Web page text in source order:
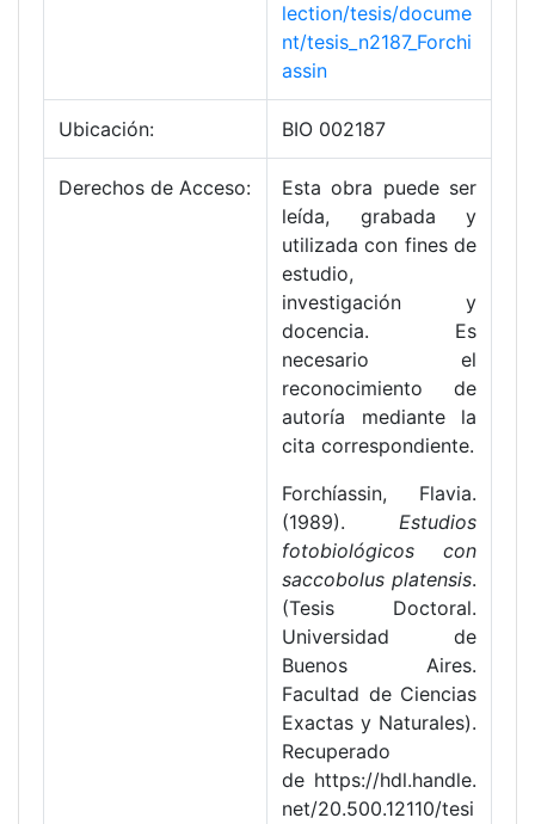
lection/tesis/docume
nt/tesis_n2187_Forchi
assin
Ubicación: BIO 002187
Derechos de Acceso:
Esta obra puede ser
leída, grabada y
utilizada con fines de
estudio,
investigación y
docencia. Es
necesario el
reconocimiento de
autoría mediante la
cita correspondiente.
Forchíassin, Flavia.
(1989). Estudios
fotobiológicos con
saccobolus platensis.
(Tesis Doctoral.
Universidad de
Buenos Aires.
Facultad de Ciencias
Exactas y Naturales).
Recuperado
de https://hdl.handle.
net/20.500.12110/tesi